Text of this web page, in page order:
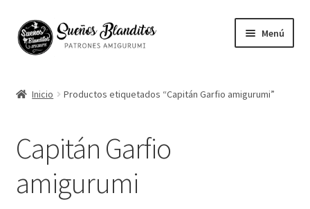
Ir
a
Ir
al
contenido
Menú
Ayuda
Blog
Inicio Productos etiquetados “Capitán Garfio amigurumi”
Capitán Garfio
amigurumi